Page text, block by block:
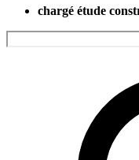
chargé étude